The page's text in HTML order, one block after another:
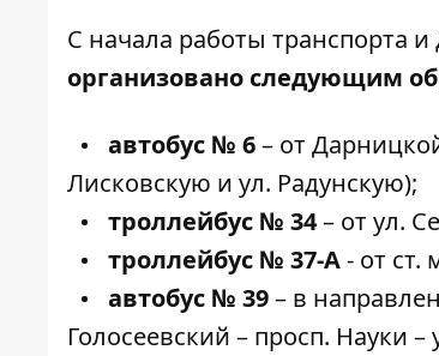
С начала работы транспорта
организовано следующим
автобус № 6– от
Лисковскую и ул. Радунскую);
троллейбус № 34– от ул.
троллейбус № 37-А- от ст.
автобус № 39– в
Голосеевский – просп. Науки